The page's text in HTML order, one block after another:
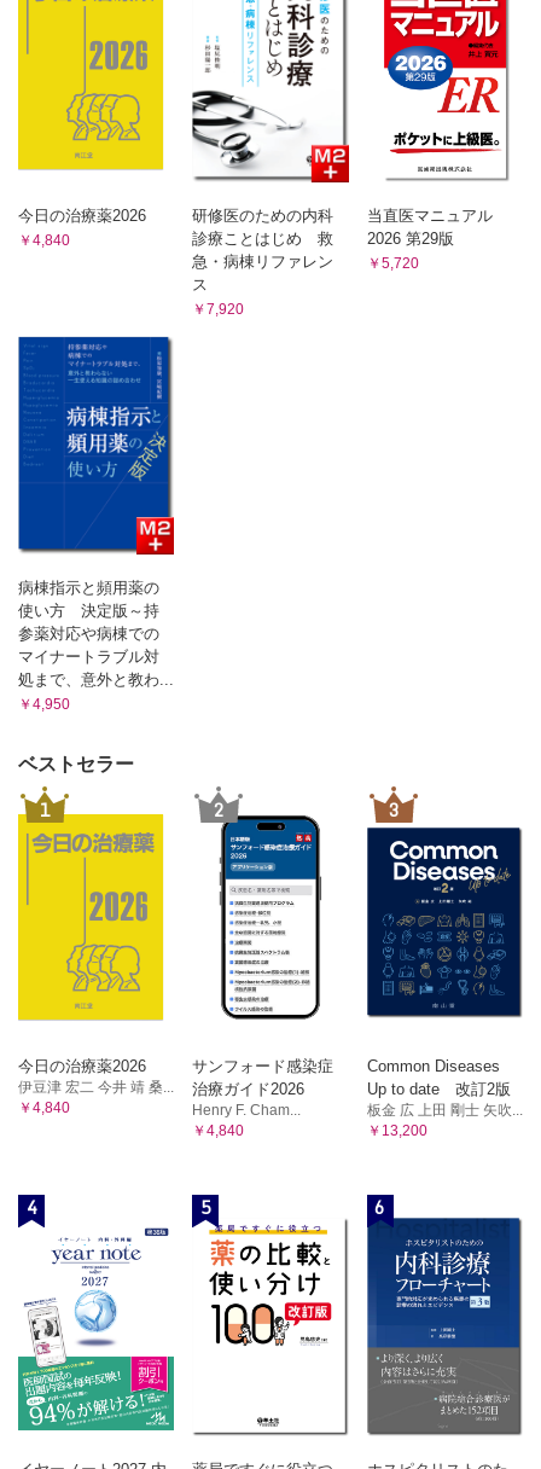
Ⅲ-14 環境障害・溺水
Ⅲ-16 アナフィラキシー
Ⅳ 小児救急
Ⅴ 高齢者救急
Ⅵ 救急医療と臨床検査
Ⅵ-1 救急検査のあり方
Ⅵ-2 救急検査における安全管理
Ⅵ-3 検査総合管理
Ⅵ-4 生理機能検査
Ⅵ-5 血液ガス分析
Ⅵ-7 生化学・免疫検査
Ⅵ-8 血液検査
Ⅵ-9 輸血検査と関連業務
Ⅵ-10 感染症検査
Ⅵ-11 新興感染症と輸入感染症
Ⅵ-12 POCT
Ⅵ-13 尿中乱用薬物検査キット
Ⅵ-14 薬毒物検査における迅速検査法
Ⅵ-15 救急検査における精度保証
Ⅵ-16 救急医療におけるパニック値の位置づけ
Ⅶ 他の職種との連携
今日の治療薬2026
￥4,840
研修医のための内科
診療ことはじめ 救
急・病棟リファレン
ス
￥7,920
当直医マニュアル
2026 第29版
￥5,720
病棟指示と頻用薬の
使い方 決定版～持
参薬対応や病棟での
マイナートラブル対
処まで、意外と教わ...
￥4,950
ベストセラー
1
今日の治療薬2026
伊豆津 宏二 今井 靖 桑...
￥4,840
2
サンフォード感染症
治療ガイド2026
Henry F. Cham...
￥4,840
3
Common Diseases
Up to date 改訂2版
板金 広 上田 剛士 矢吹...
￥13,200
4 5 6